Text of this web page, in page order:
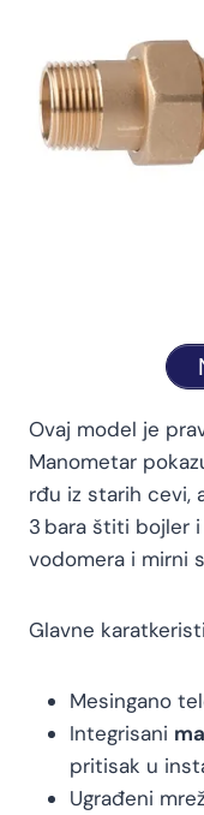
Ovaj model je
Manometar
rđu iz starih cevi,
3 bara štiti bojler
vodomera i mirni
Glavne
Mesingano
Integrisani
pritisak u
Ugrađeni